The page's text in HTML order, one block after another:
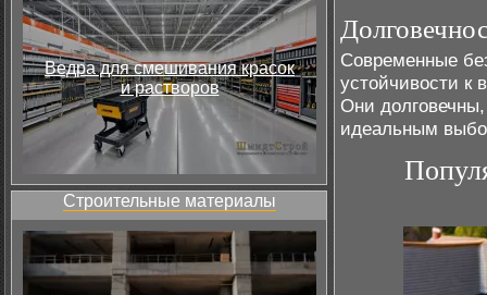
Ведра для смешивания красок
и растворов
Строительные материалы
Современные
устойчивости к
Они
идеальным